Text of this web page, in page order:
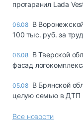
протаранил Lada
06.08 В
100 тыс. руб. за
06.08 В Тверской
фасад
05.08 В Брянской
целую семью в ДТП
Все новости